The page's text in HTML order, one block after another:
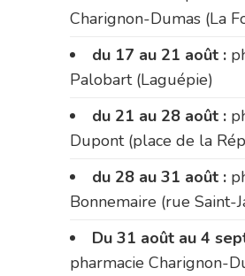
Charignon-Dumas (La
du 17 au 21 août :
Palobart (Laguépie)
du 21 au 28 août :
Dupont (place de la
du 28 au 31 août :
Bonnemaire (rue Saint-
Du 31 août au 4
pharmacie Charignon-